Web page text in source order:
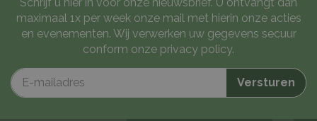
maximaal 1x per week onze mail met hierin onze acties
en evenementen. Wij verwerken uw gegevens secuur
conform onze privacy policy.